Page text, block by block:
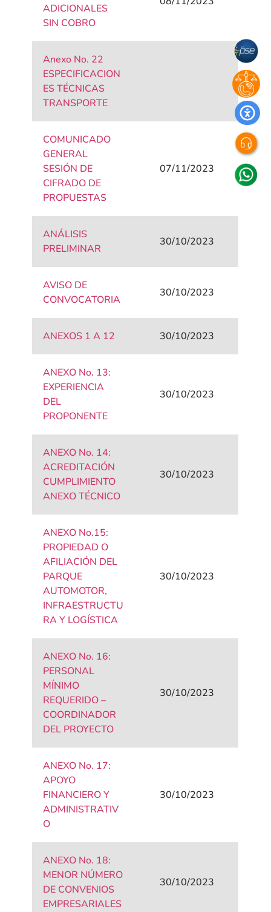
ADICIONALES
SIN COBRO
Anexo No. 22
ESPECIFICACION
ES TÉCNICAS
TRANSPORTE
COMUNICADO
GENERAL
SESIÓN DE
CIFRADO DE
PROPUESTAS
07/11/2023
ANÁLISIS
PRELIMINAR
30/10/2023
AVISO DE
CONVOCATORIA
30/10/2023
ANEXOS 1 A 12 30/10/2023
ANEXO No. 13:
EXPERIENCIA
DEL
PROPONENTE
30/10/2023
ANEXO No. 14:
ACREDITACIÓN
CUMPLIMIENTO
ANEXO TÉCNICO
30/10/2023
ANEXO No.15:
PROPIEDAD O
AFILIACIÓN DEL
PARQUE
AUTOMOTOR,
INFRAESTRUCTU
RA Y LOGÍSTICA
30/10/2023
ANEXO No. 16:
PERSONAL
MÍNIMO
REQUERIDO –
COORDINADOR
DEL PROYECTO
30/10/2023
ANEXO No. 17:
APOYO
FINANCIERO Y
ADMINISTRATIV
O
30/10/2023
ANEXO No. 18:
MENOR NÚMERO
DE CONVENIOS
EMPRESARIALES
30/10/2023